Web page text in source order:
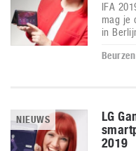
IFA
mag je
in
NIEUWS
LG
2019